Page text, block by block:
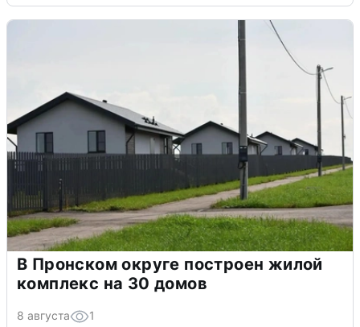
В Пронском округе построен жилой
комплекс на 30 домов
8 августа 1